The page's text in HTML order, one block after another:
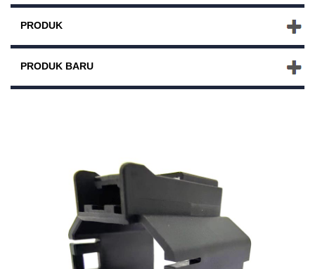
PRODUK
PRODUK BARU